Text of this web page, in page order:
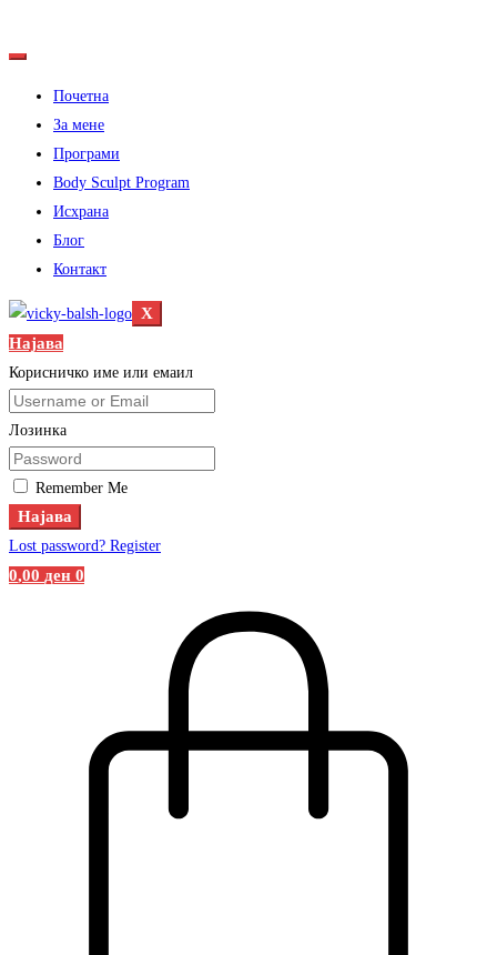
Почетна
За мене
Програми
Body Sculpt Program
Исхрана
Блог
Контакт
X
Најава
Корисничко име или емаил
Лозинка
Remember Me
Најава
Lost password? Register
0,00 ден 0